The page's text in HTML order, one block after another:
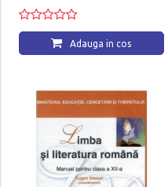
Adauga in cos